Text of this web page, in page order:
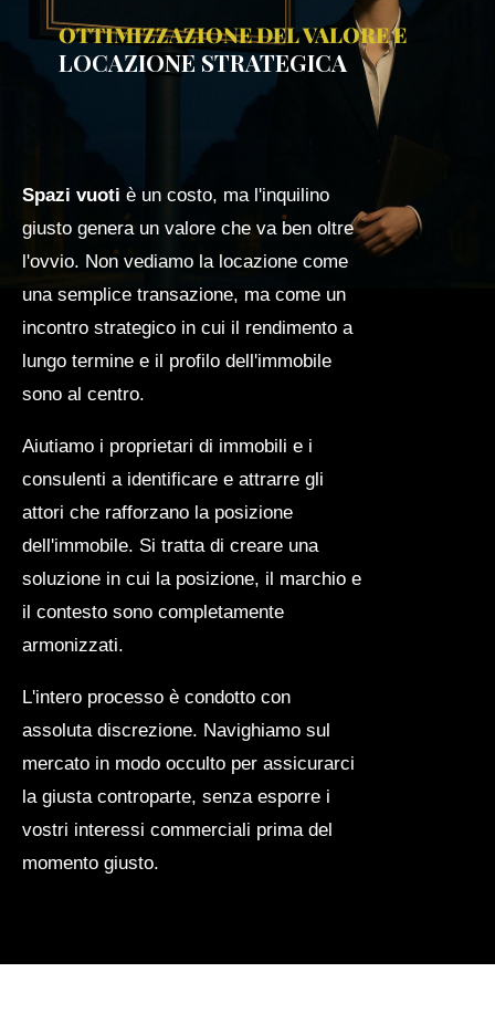
OTTIMIZZAZIONE DEL VALORE E
LOCAZIONE STRATEGICA
Spazi vuoti è un costo, ma l'inquilino
giusto genera un valore che va ben oltre
l'ovvio. Non vediamo la locazione come
una semplice transazione, ma come un
incontro strategico in cui il rendimento a
lungo termine e il profilo dell'immobile
sono al centro.
Aiutiamo i proprietari di immobili e i
consulenti a identificare e attrarre gli
attori che rafforzano la posizione
dell'immobile. Si tratta di creare una
soluzione in cui la posizione, il marchio e
il contesto sono completamente
armonizzati.
L'intero processo è condotto con
assoluta discrezione. Navighiamo sul
mercato in modo occulto per assicurarci
la giusta controparte, senza esporre i
vostri interessi commerciali prima del
momento giusto.
01/03